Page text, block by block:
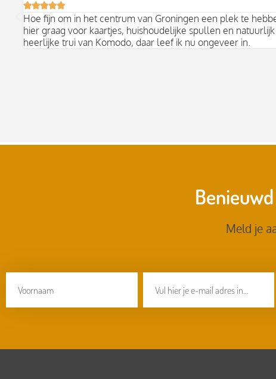

Hoe fijn om in het centrum van Groningen een plek te
hier graag voor kaartjes, huishoudelijke spullen en
heerlijke trui van Komodo, daar leef ik nu ongeveer in.
Meld je